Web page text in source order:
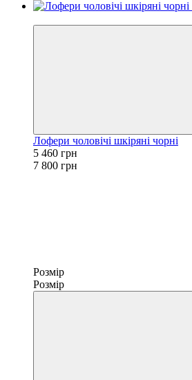
Лофери чоловічі шкіряні чорні
5 460 грн
7 800 грн
Розмір
Розмір